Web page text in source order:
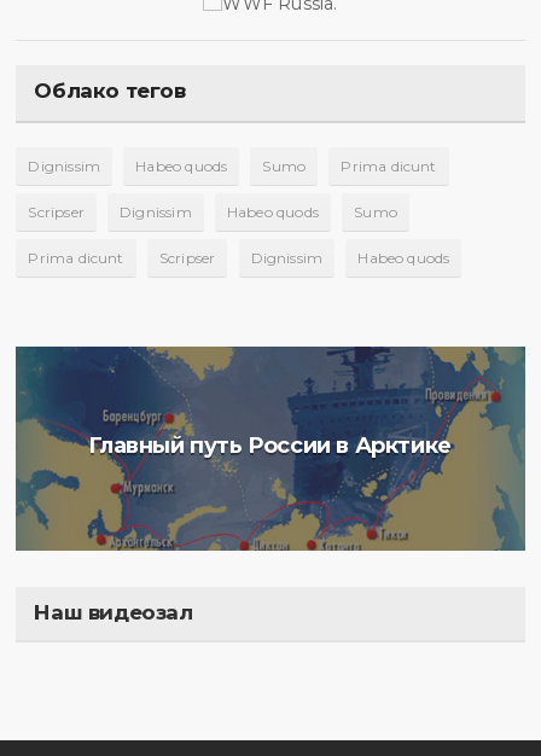
Облако тегов
Dignissim Habeo quods Sumo Prima dicunt
Scripser Dignissim Habeo quods Sumo
Prima dicunt Scripser Dignissim Habeo quods
Главный путь России в Арктике
Наш видеозал